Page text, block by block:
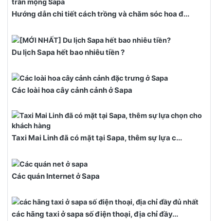
Hướng dẫn chi tiết cách trồng và chăm sóc hoa đ...
Du lịch Sapa hết bao nhiêu tiền ?
Các loài hoa cây cảnh cảnh ở Sapa
Taxi Mai Linh đã có mặt tại Sapa, thêm sự lựa c...
Các quán Internet ở Sapa
các hãng taxi ở sapa số điện thoại, địa chỉ đầy...